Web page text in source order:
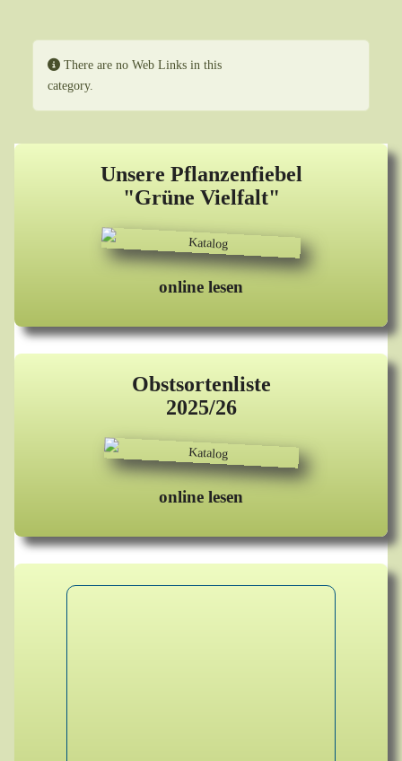
Unsere Pflanzenfiebel
"Grüne Vielfalt"
online lesen
Obstsortenliste
2025/26
online lesen
Information
There are no Web Links in this
category.